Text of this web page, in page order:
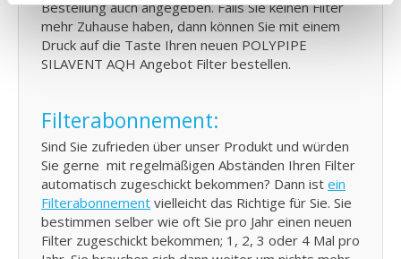
Bestellung auch angegeben. Falls Sie keinen Filter
mehr Zuhause haben, dann können Sie mit einem
Druck auf die Taste Ihren neuen POLYPIPE
SILAVENT AQH Angebot Filter bestellen.
Filterabonnement:
Sind Sie zufrieden über unser Produkt und würden
Sie gerne mit regelmäßigen Abständen Ihren Filter
automatisch zugeschickt bekommen? Dann ist ein
Filterabonnement vielleicht das Richtige für Sie. Sie
bestimmen selber wie oft Sie pro Jahr einen neuen
Filter zugeschickt bekommen; 1, 2, 3 oder 4 Mal pro